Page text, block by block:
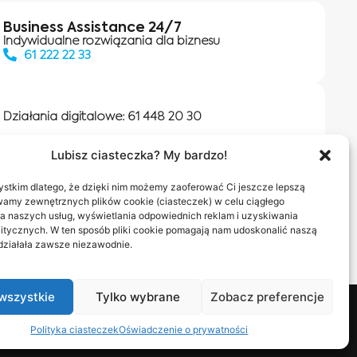
Lubisz ciasteczka? My bardzo!
dlatego, że dzięki nim możemy zaoferować Ci jeszcze lepszą
zewnętrznych plików cookie (ciasteczek) w celu ciągłego
naszych usług, wyświetlania odpowiednich reklam i uzyskiwania
W ten sposób pliki cookie pomagają nam udoskonalić naszą
zawsze niezawodnie.
Tylko wybrane Zobacz preferencje
Polityka ciasteczekOświadczenie o prywatności
Business Assistance 24/7
Indywidualne rozwiązania dla biznesu
61 222 22 33
Działania digitalowe: 61 448 20 30
Salony INEA Napisz do nas